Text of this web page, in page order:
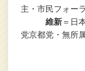
主・市民フォー
維新＝日
党京都党・無所